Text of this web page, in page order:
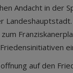
Andacht in der
auf den